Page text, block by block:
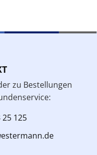
zu Bestellungen
25 125